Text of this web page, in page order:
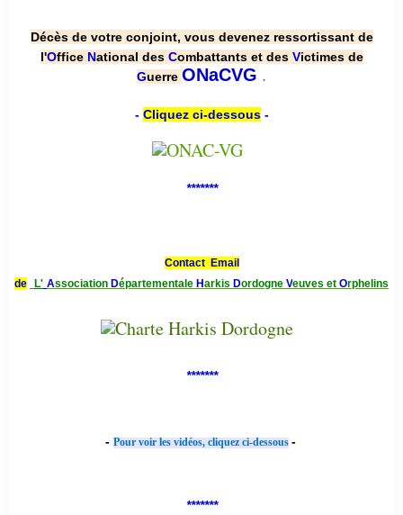
Décès de votre conjoint, vous devenez ressortissant de
l'Office National des Combattants et des Victimes de
Guerre ONaCVG .
- Cliquez ci-dessous-
*******
Contact Email
de
L' Association Départementale Harkis Dordogne Veuves et Orphelins
*******
- Pour voir les vidéos, cliquez ci-dessous -
*******